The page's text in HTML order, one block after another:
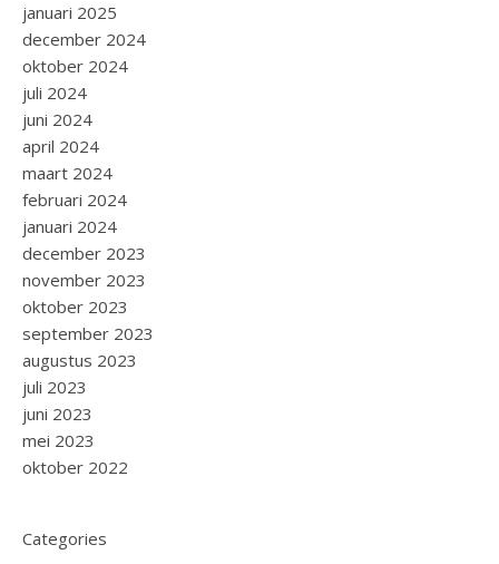
januari 2025
december 2024
oktober 2024
juli 2024
juni 2024
april 2024
maart 2024
februari 2024
januari 2024
december 2023
november 2023
oktober 2023
september 2023
augustus 2023
juli 2023
juni 2023
mei 2023
oktober 2022
Categories